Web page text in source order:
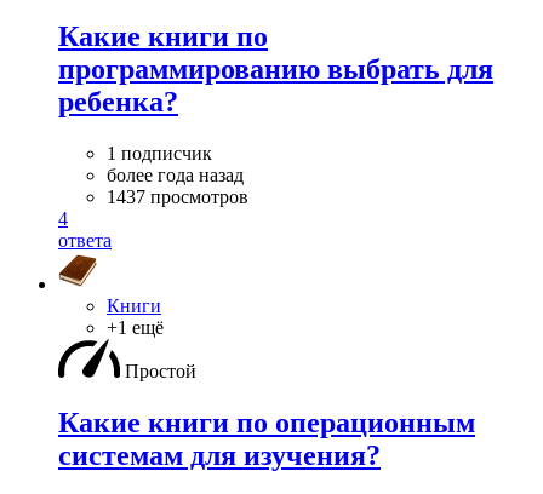
Какие книги по
программированию выбрать для
ребенка?
1 подписчик
более года назад
1437 просмотров
4
ответа
Книги
+1 ещё
Простой
Какие книги по операционным
системам для изучения?